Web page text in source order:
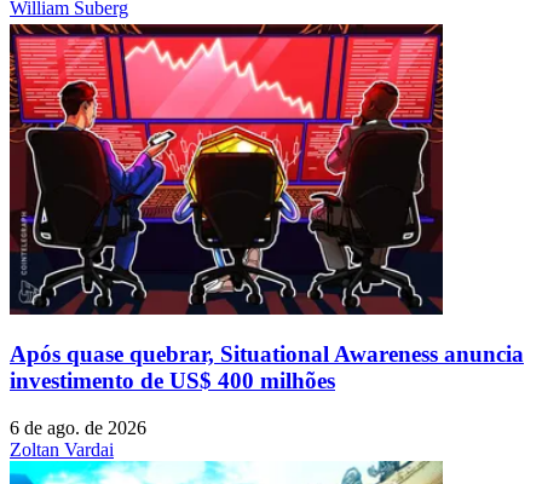
William Suberg
Após quase quebrar, Situational Awareness anuncia
investimento de US$ 400 milhões
6 de ago. de 2026
Zoltan Vardai